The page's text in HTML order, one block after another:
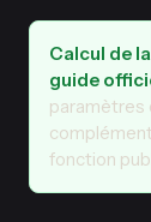
Calcul de
guide
paramètres
fonction